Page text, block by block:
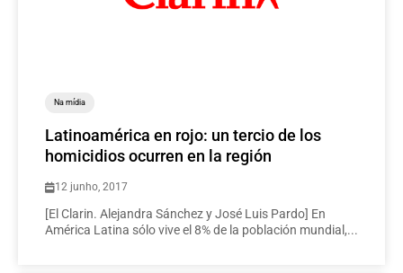
Na mídia
Latinoamérica en rojo: un tercio de los
homicidios ocurren en la región
12 junho, 2017
[El Clarin. Alejandra Sánchez y José Luis Pardo] En
América Latina sólo vive el 8% de la población mundial,...